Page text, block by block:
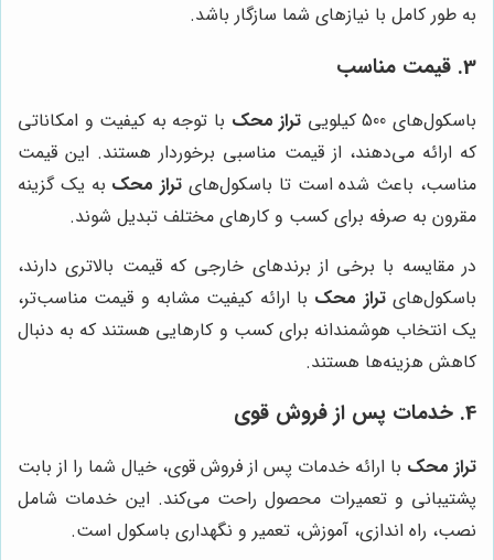
به طور کامل با نیازهای شما سازگار باشد.
3. قیمت مناسب
باسکول‌های 500 کیلویی تراز محک با توجه به کیفیت و امکاناتی
که ارائه می‌دهند، از قیمت مناسبی برخوردار هستند. این قیمت
مناسب، باعث شده است تا باسکول‌های تراز محک به یک گزینه
مقرون به صرفه برای کسب و کارهای مختلف تبدیل شوند.
در مقایسه با برخی از برندهای خارجی که قیمت بالاتری دارند،
باسکول‌هایتراز محک با ارائه کیفیت مشابه و قیمت مناسب‌تر،
یک انتخاب هوشمندانه برای کسب و کارهایی هستند که به دنبال
کاهش هزینه‌ها هستند.
4. خدمات پس از فروش قوی
تراز محک با ارائه خدمات پس از فروش قوی، خیال شما را از بابت
پشتیبانی و تعمیرات محصول راحت می‌کند. این خدمات شامل
نصب، راه اندازی، آموزش، تعمیر و نگهداری باسکول است.